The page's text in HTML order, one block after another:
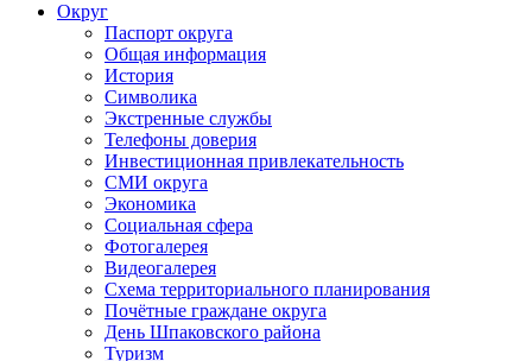
Округ
Паспорт округа
Общая информация
История
Символика
Экстренные службы
Телефоны доверия
Инвестиционная привлекательность
СМИ округа
Экономика
Социальная сфера
Фотогалерея
Видеогалерея
Схема территориального планирования
Почётные граждане округа
День Шпаковского района
Туризм